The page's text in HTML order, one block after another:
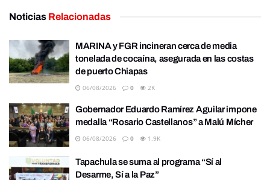
Noticias Relacionadas
MARINA y FGR incineran cerca de media
tonelada de cocaína, asegurada en las costas
de puerto Chiapas
06/08/2026 0 2K
Gobernador Eduardo Ramírez Aguilar impone
medalla “Rosario Castellanos” a Malú Mícher
06/08/2026 0 1.9K
Tapachula se suma al programa “Sí al
Desarme, Sí a la Paz”